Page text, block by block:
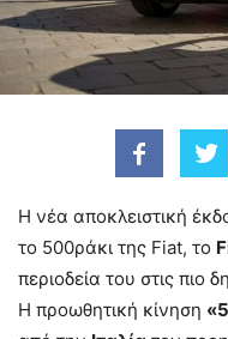
Η νέα αποκλειστική
το 500ράκι της Fiat, το
περιοδεία του στις πιο
Η προωθητική κίνηση